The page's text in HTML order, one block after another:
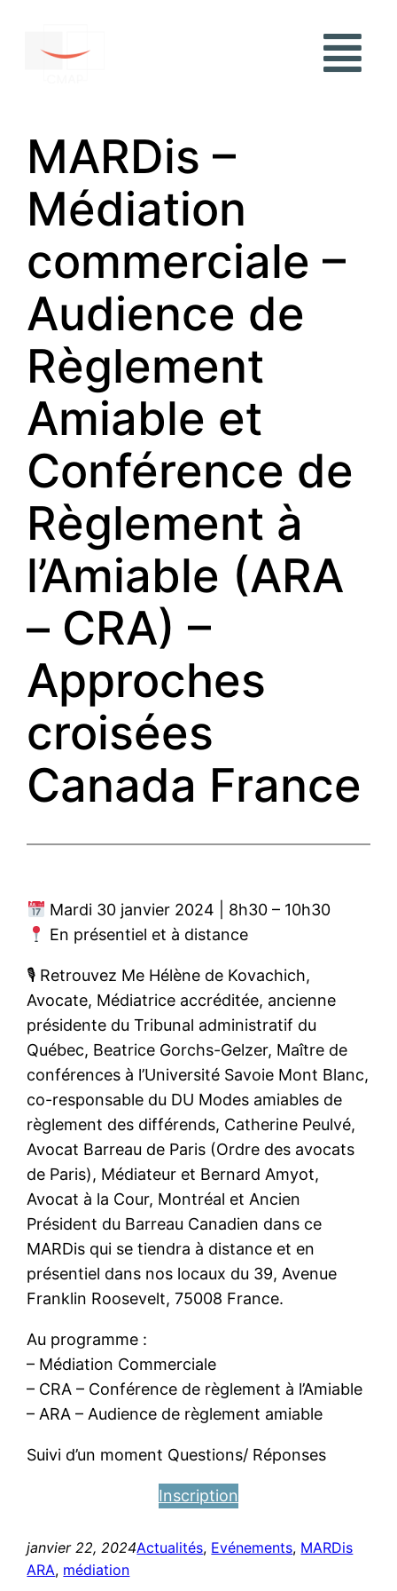
MARDis –
Médiation
commerciale –
Audience de
Règlement
Amiable et
Conférence de
Règlement à
l’Amiable (ARA
– CRA) –
Approches
croisées
Canada France
Mardi 30 janvier 2024 | 8h30 – 10h30
En présentiel et à distance
🎙 Retrouvez Me Hélène de Kovachich,
Avocate, Médiatrice accréditée, ancienne
présidente du Tribunal administratif du
Québec, Beatrice Gorchs-Gelzer, Maître de
conférences à l’Université Savoie Mont Blanc,
co-responsable du DU Modes amiables de
règlement des différends, Catherine Peulvé,
Avocat Barreau de Paris (Ordre des avocats
de Paris), Médiateur et Bernard Amyot,
Avocat à la Cour, Montréal et Ancien
Président du Barreau Canadien dans ce
MARDis qui se tiendra à distance et en
présentiel dans nos locaux du 39, Avenue
Franklin Roosevelt, 75008 France.
Au programme :
– Médiation Commerciale
– CRA – Conférence de règlement à l’Amiable
– ARA – Audience de règlement amiable
Suivi d’un moment Questions/ Réponses
Inscription
janvier 22, 2024Actualités, Evénements, MARDis
ARA, médiation